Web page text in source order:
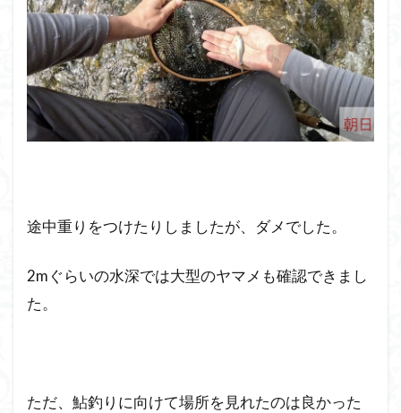
途中重りをつけたりしましたが、ダメでした。
2mぐらいの水深では大型のヤマメも確認できまし
た。
ただ、鮎釣りに向けて場所を見れたのは良かった